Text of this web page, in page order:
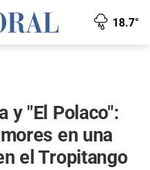
18.7°
y "El Polaco":
en una
el Tropitango